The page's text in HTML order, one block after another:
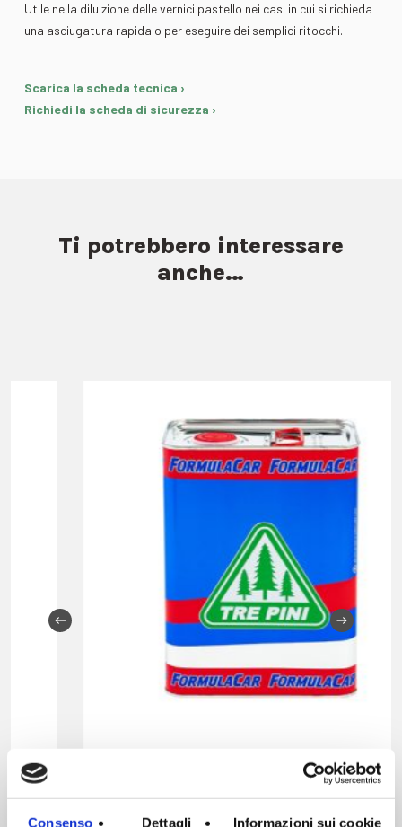
Consenso Dettagli Informazioni sui cookie
Utile nella diluizione delle vernici pastello nei casi in cui si richieda
una asciugatura rapida o per eseguire dei semplici ritocchi.
Scarica la scheda tecnica ›
Richiedi la scheda di sicurezza ›
Ti potrebbero interessare
anche…
Dettagli ›